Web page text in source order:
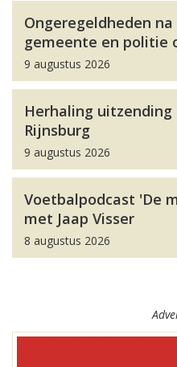
Ongeregeldheden
gemeente en politie
9 augustus 2026
Herhaling uitzending
Rijnsburg
9 augustus 2026
Voetbalpodcast 'De
met Jaap Visser
8 augustus 2026